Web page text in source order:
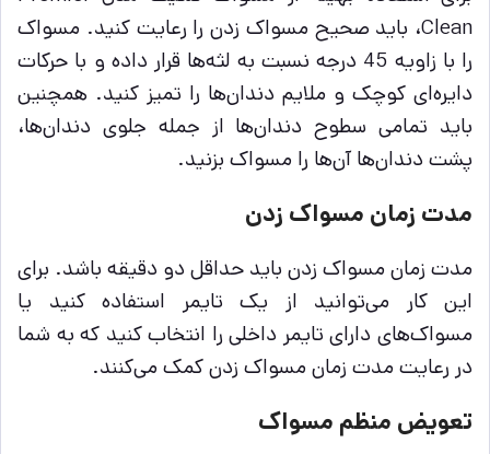
Clean، باید صحیح مسواک زدن را رعایت کنید. مسواک
را با زاویه 45 درجه نسبت به لثه‌ها قرار داده و با حرکات
دایره‌ای کوچک و ملایم دندان‌ها را تمیز کنید. همچنین
باید تمامی سطوح دندان‌ها از جمله جلوی دندان‌ها،
پشت دندان‌ها آن‌ها را مسواک بزنید.
مدت زمان مسواک زدن
مدت زمان مسواک زدن باید حداقل دو دقیقه باشد. برای
این کار می‌توانید از یک تایمر استفاده کنید یا
مسواک‌های دارای تایمر داخلی را انتخاب کنید که به شما
در رعایت مدت زمان مسواک زدن کمک می‌کنند.
تعویض منظم مسواک